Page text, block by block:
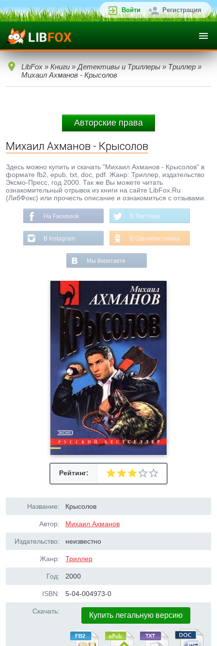
Войти Регистрация
LibFox » Книги » Детективы и Триллеры » Триллер »
Михаил Ахманов - Крысолов
Авторские права
Михаил Ахманов - Крысолов
Здесь можно купить и скачать "Михаил Ахманов - Крысолов" в
формате fb2, epub, txt, doc, pdf. Жанр: Триллер, издательство
Эксмо-Пресс, год 2000. Так же Вы можете читать
ознакомительный отрывок из книги на сайте LibFox.Ru
(ЛибФокс) или прочесть описание и ознакомиться с отзывами.
На Facebook В Твиттере
В Instagram В Одноклассниках
Мы Вконтакте
Рейтинг:
Название: Крысолов
Автор: Михаил Ахманов
Издательство: неизвестно
Жанр: Триллер
Год: 2000
ISBN: 5-04-004973-0
Скачать: Купить легальную версию